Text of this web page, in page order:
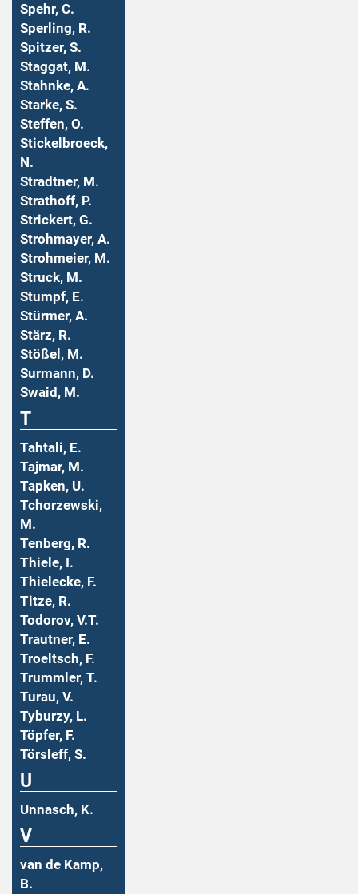
Spehr, C.
Sperling, R.
Spitzer, S.
Staggat, M.
Stahnke, A.
Starke, S.
Steffen, O.
Stickelbroeck,
N.
Stradtner, M.
Strathoff, P.
Strickert, G.
Strohmayer, A.
Strohmeier, M.
Struck, M.
Stumpf, E.
Stürmer, A.
Stärz, R.
Stößel, M.
Surmann, D.
Swaid, M.
T
Tahtali, E.
Tajmar, M.
Tapken, U.
Tchorzewski,
M.
Tenberg, R.
Thiele, I.
Thielecke, F.
Titze, R.
Todorov, V.T.
Trautner, E.
Troeltsch, F.
Trummler, T.
Turau, V.
Tyburzy, L.
Töpfer, F.
Törsleff, S.
U
Unnasch, K.
V
van de Kamp,
B.